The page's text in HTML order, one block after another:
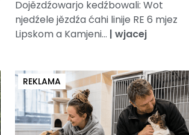
Dojězdźowarjo kedźbowali: Wot
njedźele jězdźa ćahi linije RE 6 mjez
Lipskom a Kamjeni... | wjacej
REKLAMA